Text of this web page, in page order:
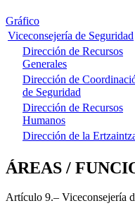
Gráfico
Viceconsejería de Seguridad
Dirección de Recursos
Generales
Dirección de
de Seguridad
Dirección de Recursos
Humanos
Dirección de la
ÁREAS /
Artículo 9.– Viceconsejería